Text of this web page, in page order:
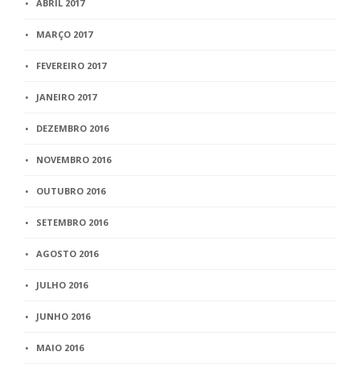
ABRIL 2017
MARÇO 2017
FEVEREIRO 2017
JANEIRO 2017
DEZEMBRO 2016
NOVEMBRO 2016
OUTUBRO 2016
SETEMBRO 2016
AGOSTO 2016
JULHO 2016
JUNHO 2016
MAIO 2016